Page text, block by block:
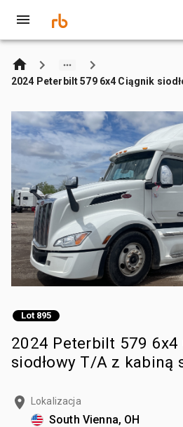
2024 Peterbilt 579 6x4 Ciągnik
Lot 895
2024 Peterbilt 579 6x4
siodłowy T/A z kabiną
Lokalizacja
South Vienna, OH